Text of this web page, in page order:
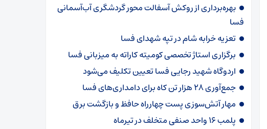
بهره‌برداری از روکش آسفالت محور گردشگری آب‌آسمانی
فسا
تعزیه خرابه شام در تپه شهدای فسا
برگزاری استاژ تخصصی کومیته کاراته به میزبانی فسا
اردوگاه شهید رجایی فسا تعیین تکلیف می‌شود
جمع‌آوری ۲۸ هزار تن کاه برای دامداری‌های فسا
مهار آتش‌سوزی پست چهارراه حافظ و بازگشت برق
پلمب ۱۶ واحد صنفی متخلف در تیرماه